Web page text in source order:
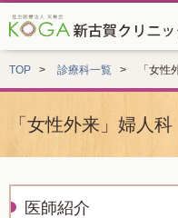
TOP 診療科一覧 「女
「女性外来」婦人科
医師紹介